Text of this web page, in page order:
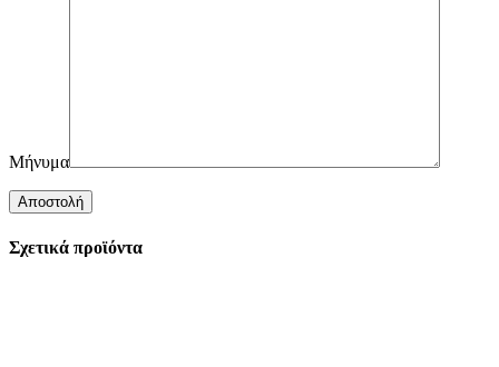
Μήνυμα
Σχετικά προϊόντα